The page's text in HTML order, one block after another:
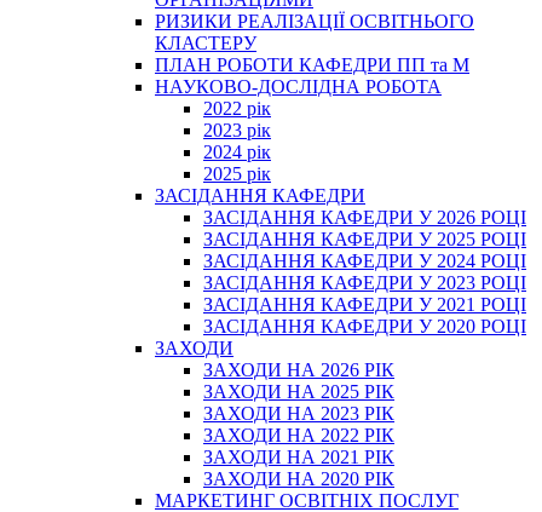
РИЗИКИ РЕАЛІЗАЦІЇ ОСВІТНЬОГО
КЛАСТЕРУ
ПЛАН РОБОТИ КАФЕДРИ ПП та М
НАУКОВО-ДОСЛІДНА РОБОТА
2022 рік
2023 рік
2024 рік
2025 рік
ЗАСІДАННЯ КАФЕДРИ
ЗАСІДАННЯ КАФЕДРИ У 2026 РОЦІ
ЗАСІДАННЯ КАФЕДРИ У 2025 РОЦІ
ЗАСІДАННЯ КАФЕДРИ У 2024 РОЦІ
ЗАСІДАННЯ КАФЕДРИ У 2023 РОЦІ
ЗАСІДАННЯ КАФЕДРИ У 2021 РОЦІ
ЗАСІДАННЯ КАФЕДРИ У 2020 РОЦІ
ЗАХОДИ
ЗАХОДИ НА 2026 РІК
ЗАХОДИ НА 2025 РІК
ЗАХОДИ НА 2023 РІК
ЗАХОДИ НА 2022 РІК
ЗАХОДИ НА 2021 РІК
ЗАХОДИ НА 2020 РІК
МАРКЕТИНГ ОСВІТНІХ ПОСЛУГ